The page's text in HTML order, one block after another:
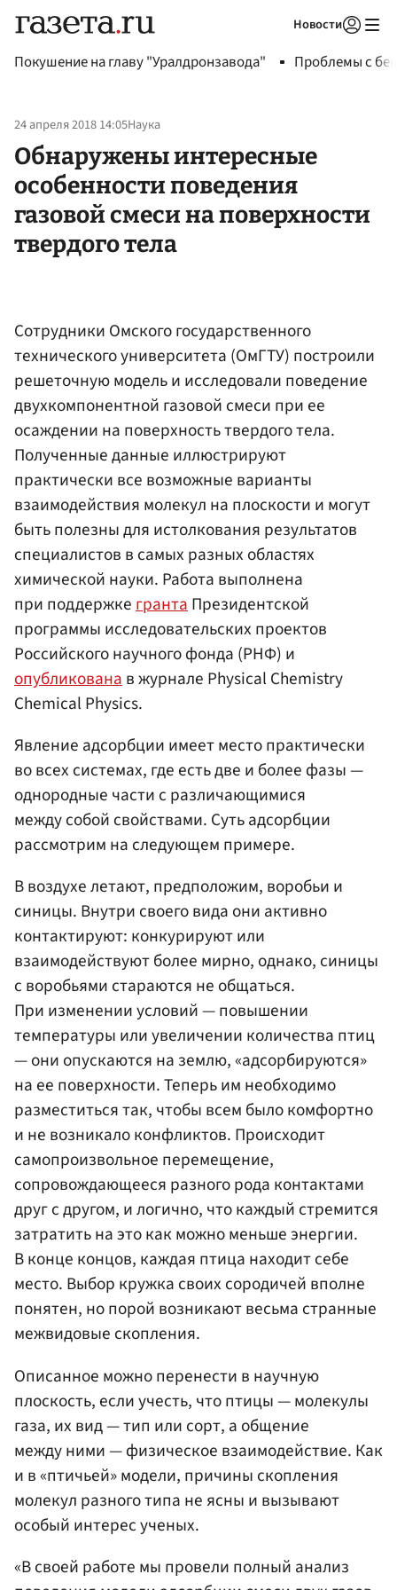
Новости
Покушение на главу "Уралдронзавода" Проблемы с
24 апреля 2018 14:05Наука
Обнаружены интересные
особенности поведения
газовой смеси на поверхности
твердого тела
Сотрудники Омского государственного
технического университета (ОмГТУ) построили
решеточную модель и исследовали поведение
двухкомпонентной газовой смеси при ее
осаждении на поверхность твердого тела.
Полученные данные иллюстрируют
практически все возможные варианты
взаимодействия молекул на плоскости и могут
быть полезны для истолкования результатов
специалистов в самых разных областях
химической науки. Работа выполнена
при поддержкегрантаПрезидентской
программы исследовательских проектов
Российского научного фонда (РНФ) и
опубликованав журнале Physical Chemistry
Chemical Physics.
Явление адсорбции имеет место практически
во всех системах, где есть две и более фазы —
однородные части с различающимися
между собой свойствами. Суть адсорбции
рассмотрим на следующем примере.
В воздухе летают, предположим, воробьи и
синицы. Внутри своего вида они активно
контактируют: конкурируют или
взаимодействуют более мирно, однако, синицы
с воробьями стараются не общаться.
При изменении условий — повышении
температуры или увеличении количества птиц
— они опускаются на землю, «адсорбируются»
на ее поверхности. Теперь им необходимо
разместиться так, чтобы всем было комфортно
и не возникало конфликтов. Происходит
самопроизвольное перемещение,
сопровождающееся разного рода контактами
друг с другом, и логично, что каждый стремится
затратить на это как можно меньше энергии.
В конце концов, каждая птица находит себе
место. Выбор кружка своих сородичей вполне
понятен, но порой возникают весьма странные
межвидовые скопления.
Описанное можно перенести в научную
плоскость, если учесть, что птицы — молекулы
газа, их вид — тип или сорт, а общение
между ними — физическое взаимодействие. Как
и в «птичьей» модели, причины скопления
молекул разного типа не ясны и вызывают
особый интерес ученых.
«В своей работе мы провели полный анализ